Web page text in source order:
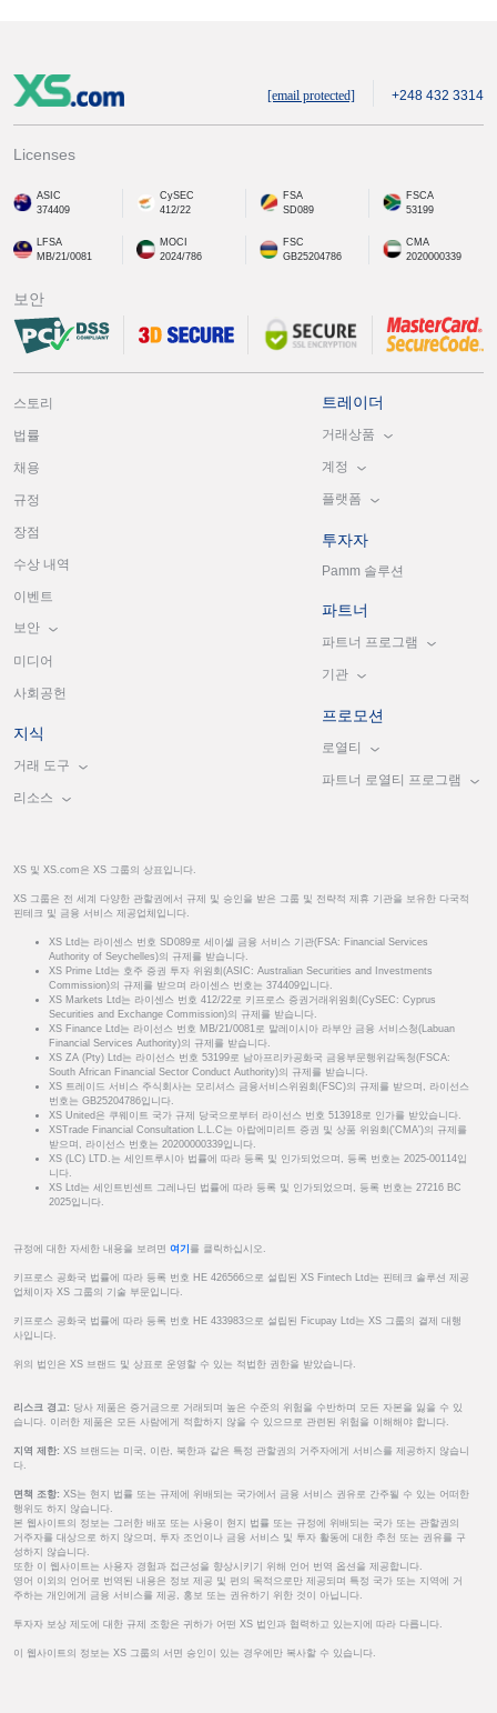
[email protected] +248 432 3314
Licenses
ASIC
374409
CySEC
412/22
FSA
SD089
FSCA
53199
LFSA
MB/21/0081
MOCI
2024/786
FSC
GB25204786
CMA
2020000339
보안
스토리
법률
채용
규정
장점
수상 내역
이벤트
보안
미디어
사회공헌
지식
거래 도구
리소스
트레이더
거래상품
계정
플랫폼
투자자
Pamm 솔루션
파트너
파트너 프로그램
기관
프로모션
로열티
파트너 로열티 프로그램
XS 및 XS.com은 XS 그룹의 상표입니다.
XS 그룹은 전 세계 다양한 관할권에서 규제 및 승인을 받은 그룹 및 전략적 제휴 기관을 보유한 다국적
핀테크 및 금융 서비스 제공업체입니다.
XS Ltd는 라이센스 번호 SD089로 세이셸 금융 서비스 기관(FSA: Financial Services
Authority of Seychelles)의 규제를 받습니다.
XS Prime Ltd는 호주 증권 투자 위원회(ASIC: Australian Securities and Investments
Commission)의 규제를 받으며 라이센스 번호는 374409입니다.
XS Markets Ltd는 라이센스 번호 412/22로 키프로스 증권거래위원회(CySEC: Cyprus
Securities and Exchange Commission)의 규제를 받습니다.
XS Finance Ltd는 라이선스 번호 MB/21/0081로 말레이시아 라부안 금융 서비스청(Labuan
Financial Services Authority)의 규제를 받습니다.
XS ZA (Pty) Ltd는 라이선스 번호 53199로 남아프리카공화국 금융부문행위감독청(FSCA:
South African Financial Sector Conduct Authority)의 규제를 받습니다.
XS 트레이드 서비스 주식회사는 모리셔스 금융서비스위원회(FSC)의 규제를 받으며, 라이선스
번호는 GB25204786입니다.
XS United은 쿠웨이트 국가 규제 당국으로부터 라이선스 번호 513918로 인가를 받았습니다.
XSTrade Financial Consultation L.L.C는 아랍에미리트 증권 및 상품 위원회('CMA')의 규제를
받으며, 라이선스 번호는 20200000339입니다.
XS (LC) LTD.는 세인트루시아 법률에 따라 등록 및 인가되었으며, 등록 번호는 2025-00114입
니다.
XS Ltd는 세인트빈센트 그레나딘 법률에 따라 등록 및 인가되었으며, 등록 번호는 27216 BC
2025입니다.
규정에 대한 자세한 내용을 보려면 여기 를 클릭하십시오.
키프로스 공화국 법률에 따라 등록 번호 HE 426566으로 설립된 XS Fintech Ltd는 핀테크 솔루션 제공
업체이자 XS 그룹의 기술 부문입니다.
키프로스 공화국 법률에 따라 등록 번호 HE 433983으로 설립된 Ficupay Ltd는 XS 그룹의 결제 대행
사입니다.
위의 법인은 XS 브랜드 및 상표로 운영할 수 있는 적법한 권한을 받았습니다.
리스크 경고: 당사 제품은 증거금으로 거래되며 높은 수준의 위험을 수반하며 모든 자본을 잃을 수 있
습니다. 이러한 제품은 모든 사람에게 적합하지 않을 수 있으므로 관련된 위험을 이해해야 합니다.
지역 제한: XS 브랜드는 미국, 이란, 북한과 같은 특정 관할권의 거주자에게 서비스를 제공하지 않습니
다.
면책 조항: XS는 현지 법률 또는 규제에 위배되는 국가에서 금융 서비스 권유로 간주될 수 있는 어떠한
행위도 하지 않습니다.
본 웹사이트의 정보는 그러한 배포 또는 사용이 현지 법률 또는 규정에 위배되는 국가 또는 관할권의
거주자를 대상으로 하지 않으며, 투자 조언이나 금융 서비스 및 투자 활동에 대한 추천 또는 권유를 구
성하지 않습니다.
또한 이 웹사이트는 사용자 경험과 접근성을 향상시키기 위해 언어 번역 옵션을 제공합니다.
영어 이외의 언어로 번역된 내용은 정보 제공 및 편의 목적으로만 제공되며 특정 국가 또는 지역에 거
주하는 개인에게 금융 서비스를 제공, 홍보 또는 권유하기 위한 것이 아닙니다.
투자자 보상 제도에 대한 규제 조항은 귀하가 어떤 XS 법인과 협력하고 있는지에 따라 다릅니다.
이 웹사이트의 정보는 XS 그룹의 서면 승인이 있는 경우에만 복사할 수 있습니다.